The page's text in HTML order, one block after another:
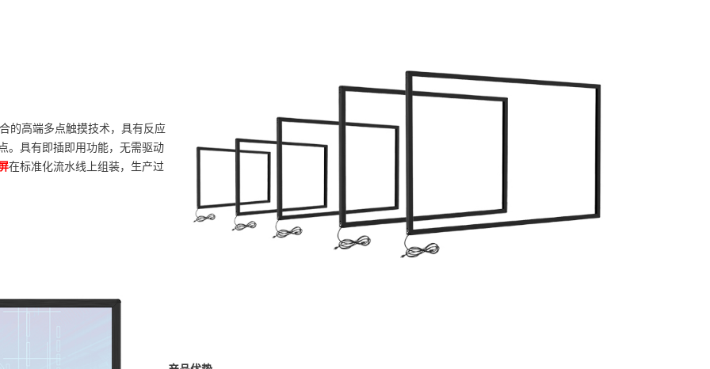
的高端多点触摸技术，具有反应
。具有即插即用功能，无需驱动
在标准化流水线上组装，生产过